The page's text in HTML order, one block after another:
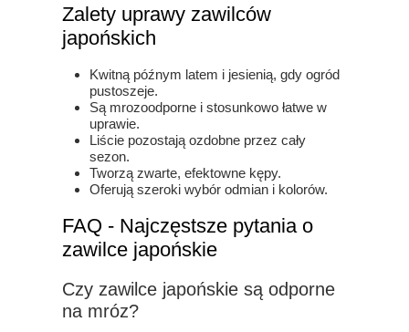
Zalety uprawy zawilców
japońskich
Kwitną późnym latem i jesienią, gdy ogród
pustoszeje.
Są mrozoodporne i stosunkowo łatwe w
uprawie.
Liście pozostają ozdobne przez cały
sezon.
Tworzą zwarte, efektowne kępy.
Oferują szeroki wybór odmian i kolorów.
FAQ - Najczęstsze pytania o
zawilce japońskie
Czy zawilce japońskie są odporne
na mróz?